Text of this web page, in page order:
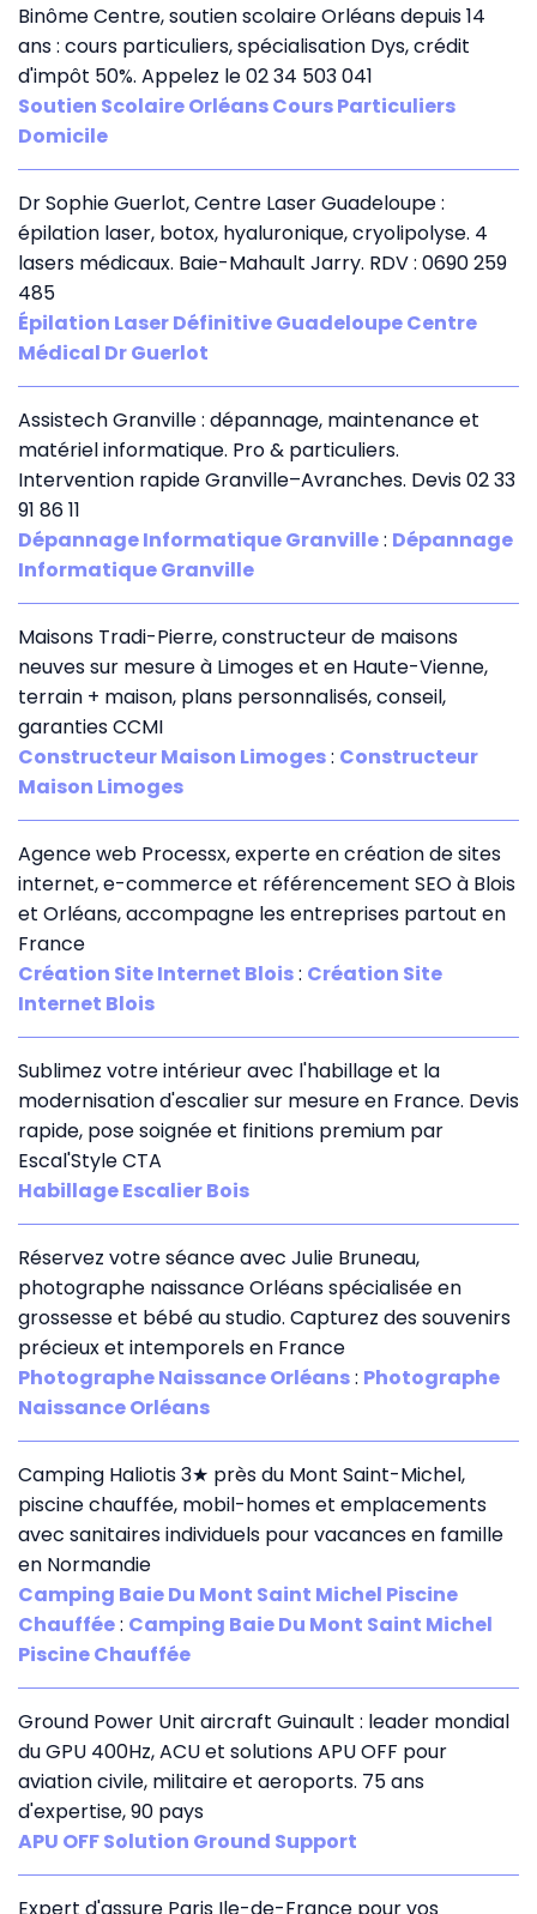
Binôme Centre, soutien scolaire Orléans depuis 14
ans : cours particuliers, spécialisation Dys, crédit
d'impôt 50%. Appelez le 02 34 503 041
Soutien Scolaire Orléans Cours Particuliers
Domicile
Dr Sophie Guerlot, Centre Laser Guadeloupe :
épilation laser, botox, hyaluronique, cryolipolyse. 4
lasers médicaux. Baie-Mahault Jarry. RDV : 0690 259
485
Épilation Laser Définitive Guadeloupe Centre
Médical Dr Guerlot
Assistech Granville : dépannage, maintenance et
matériel informatique. Pro & particuliers.
Intervention rapide Granville–Avranches. Devis 02 33
91 86 11
Dépannage Informatique Granville: Dépannage
Informatique Granville
Maisons Tradi-Pierre, constructeur de maisons
neuves sur mesure à Limoges et en Haute-Vienne,
terrain + maison, plans personnalisés, conseil,
garanties CCMI
Constructeur Maison Limoges: Constructeur
Maison Limoges
Agence web Processx, experte en création de sites
internet, e-commerce et référencement SEO à Blois
et Orléans, accompagne les entreprises partout en
France
Création Site Internet Blois: Création Site
Internet Blois
Sublimez votre intérieur avec l'habillage et la
modernisation d'escalier sur mesure en France. Devis
rapide, pose soignée et finitions premium par
Escal'Style CTA
Habillage Escalier Bois
Réservez votre séance avec Julie Bruneau,
photographe naissance Orléans spécialisée en
grossesse et bébé au studio. Capturez des souvenirs
précieux et intemporels en France
Photographe Naissance Orléans: Photographe
Naissance Orléans
Camping Haliotis 3★ près du Mont Saint-Michel,
piscine chauffée, mobil-homes et emplacements
avec sanitaires individuels pour vacances en famille
en Normandie
Camping Baie Du Mont Saint Michel Piscine
Chauffée: Camping Baie Du Mont Saint Michel
Piscine Chauffée
Ground Power Unit aircraft Guinault : leader mondial
du GPU 400Hz, ACU et solutions APU OFF pour
aviation civile, militaire et aeroports. 75 ans
d'expertise, 90 pays
APU OFF Solution Ground Support
Expert d'assure Paris Ile-de-France pour vos